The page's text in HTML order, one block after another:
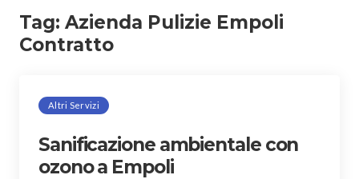
Tag: Azienda Pulizie Empoli
Contratto
Altri Servizi
Sanificazione ambientale con
ozono a Empoli